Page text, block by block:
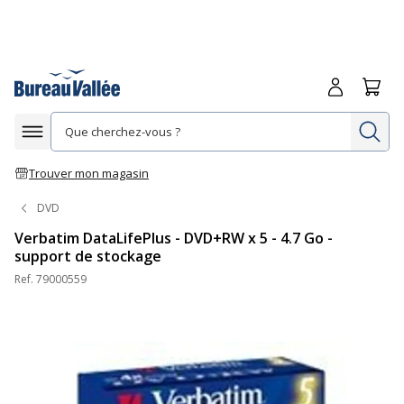
Afficher la navigation
Trouver mon magasin
Me
DVD
Verbatim DataLifePlus - DVD+RW x 5 - 4.7 Go -
support de stockage
Ref. 79000559